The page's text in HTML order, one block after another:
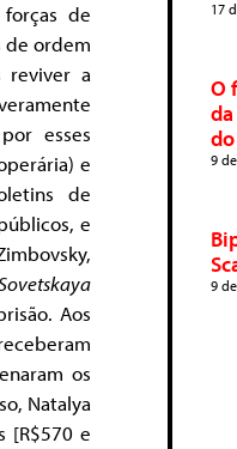
de
de ordem
reviver a
esses
e
de
e
Aos
os
Natalya
[R$570 e
17
O
9
9